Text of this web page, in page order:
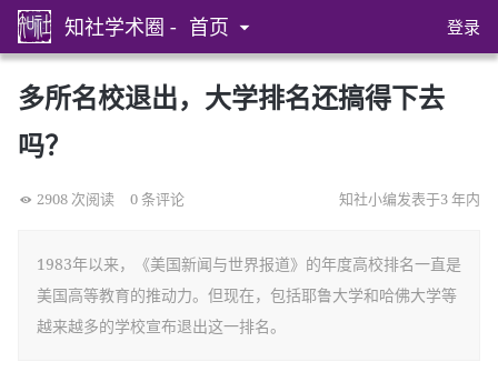
知社学术圈 - 首页 登录
多所名校退出，大学排名还搞得下去
吗？
2908 次阅读 0 条评论 知社小编发表于3 年内
1983年以来，《美国新闻与世界报道》的年度高校排名一直是
美国高等教育的推动力。但现在，包括耶鲁大学和哈佛大学等
越来越多的学校宣布退出这一排名。